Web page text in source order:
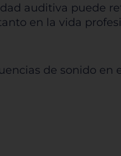
auditiva puede
en la vida
de sonido en